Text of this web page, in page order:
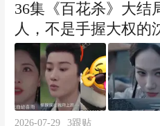
36集《百花杀》大结
人，不是手握大权的
女 装的步疏林，而
2026-07-29 3跟贴